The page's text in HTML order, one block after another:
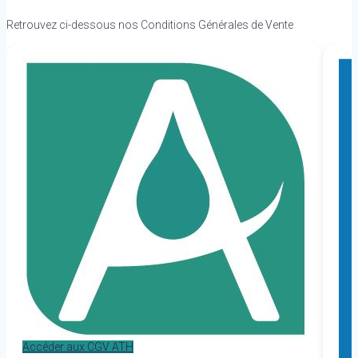
Retrouvez ci-dessous nos Conditions Générales de Vente
Accéder aux CGV ATH